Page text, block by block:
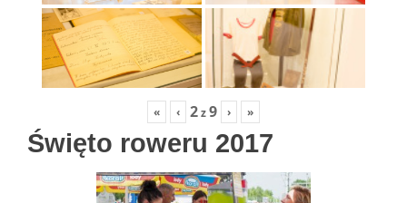
« ‹ 2z9 › »
Święto roweru 2017